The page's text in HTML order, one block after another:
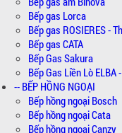
Bếp gas Lorca
Bếp gas ROSIERES -
Bếp gas CATA
Bếp Gas Sakura
Bếp Gas Liền Lò ELBA
-- BẾP HỒNG NGOẠI
Bếp hồng ngoại Bosch
Bếp hồng ngoại Cata
Bếp hồng ngoại Canzy